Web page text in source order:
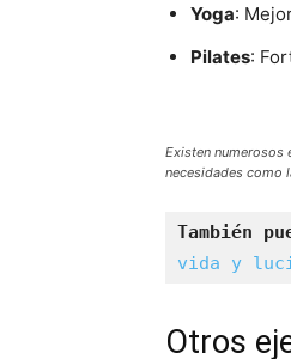
Yoga:
Pilates:
Existen numerosos
necesidades como
También
vida y
Otros